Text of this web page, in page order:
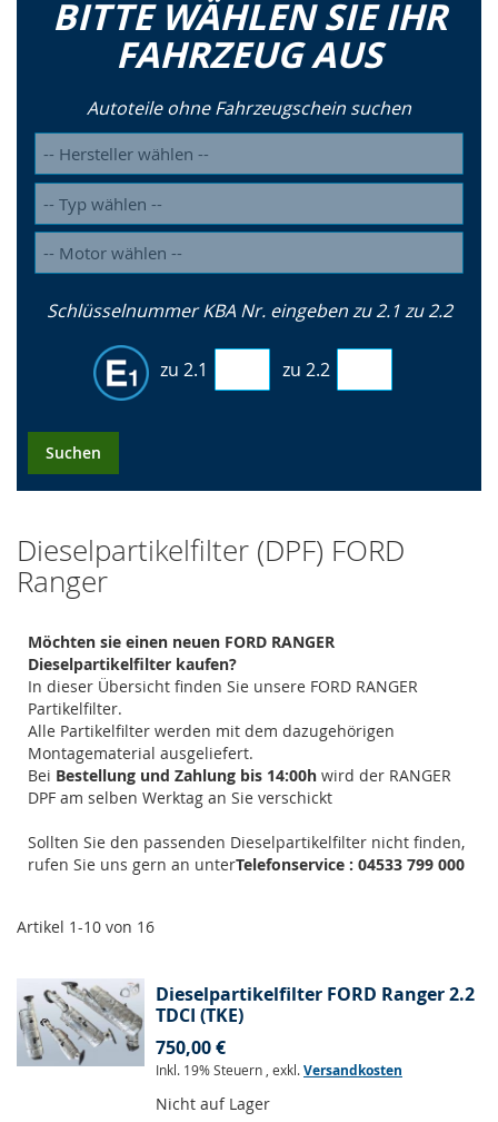
BITTE WÄHLEN SIE IHR
FAHRZEUG AUS
Autoteile ohne Fahrzeugschein suchen
Schlüsselnummer KBA Nr. eingeben zu 2.1 zu 2.2
zu 2.1 zu 2.2
Suchen
Dieselpartikelfilter (DPF) FORD
Ranger
Möchten sie einen neuen FORD RANGER
Dieselpartikelfilter kaufen?
In dieser Übersicht finden Sie unsere FORD RANGER
Partikelfilter.
Alle Partikelfilter werden mit dem dazugehörigen
Montagematerial ausgeliefert.
Bei Bestellung und Zahlung bis 14:00h wird der RANGER
DPF am selben Werktag an Sie verschickt
Sollten Sie den passenden Dieselpartikelfilter nicht finden,
rufen Sie uns gern an unterTelefonservice : 04533 799 000
Artikel 1-10 von 16
Dieselpartikelfilter FORD Ranger 2.2
TDCI (TKE)
750,00 €
Inkl. 19% Steuern , exkl.Versandkosten
Nicht auf Lager